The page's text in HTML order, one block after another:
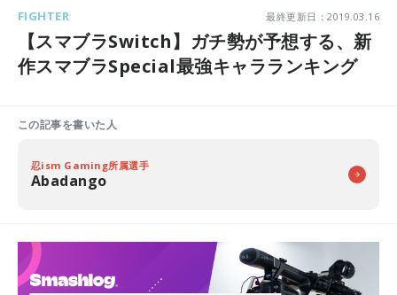
FIGHTER 最終更新日：2019.03.16
【スマブラSwitch】ガチ勢が予想する、新
作スマブラSpecial最強キャラランキング
この記事を書いた人
忍ism Gaming所属選手
Abadango